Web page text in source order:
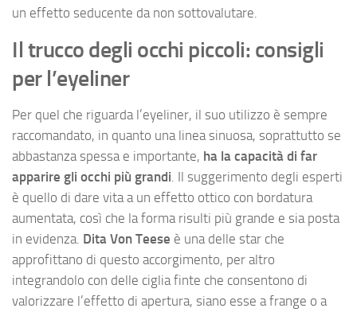
un effetto seducente da non sottovalutare.
Il trucco degli occhi piccoli: consigli
per l’eyeliner
Per quel che riguarda l’eyeliner, il suo utilizzo è sempre
raccomandato, in quanto una linea sinuosa, soprattutto se
abbastanza spessa e importante, ha la capacità di far
apparire gli occhi più grandi. Il suggerimento degli esperti
è quello di dare vita a un effetto ottico con bordatura
aumentata, così che la forma risulti più grande e sia posta
in evidenza. Dita Von Teese è una delle star che
approfittano di questo accorgimento, per altro
integrandolo con delle ciglia finte che consentono di
valorizzare l’effetto di apertura, siano esse a frange o a